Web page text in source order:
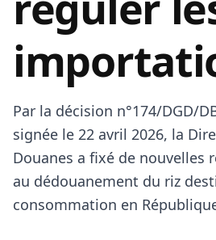
Par la décision n°174/DGD/
signée le 22 avril 2026, la
Douanes a fixé de nouvelles
au dédouanement du riz
consommation en